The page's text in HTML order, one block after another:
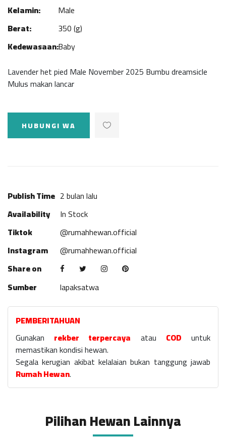
Kelamin:
Male
Berat:
350 (g)
Kedewasaan:Baby
Lavender het pied Male November 2025 Bumbu dreamsicle
Mulus makan lancar
HUBUNGI WA
Publish Time 2 bulan lalu
Availability
In Stock
Tiktok
@rumahhewan.official
Instagram
@rumahhewan.official
Share on
Sumber
lapaksatwa
PEMBERITAHUAN
Gunakan rekber terpercaya atau COD untuk
memastikan kondisi hewan.
Segala kerugian akibat kelalaian bukan tanggung jawab
Rumah Hewan.
Pilihan Hewan Lainnya